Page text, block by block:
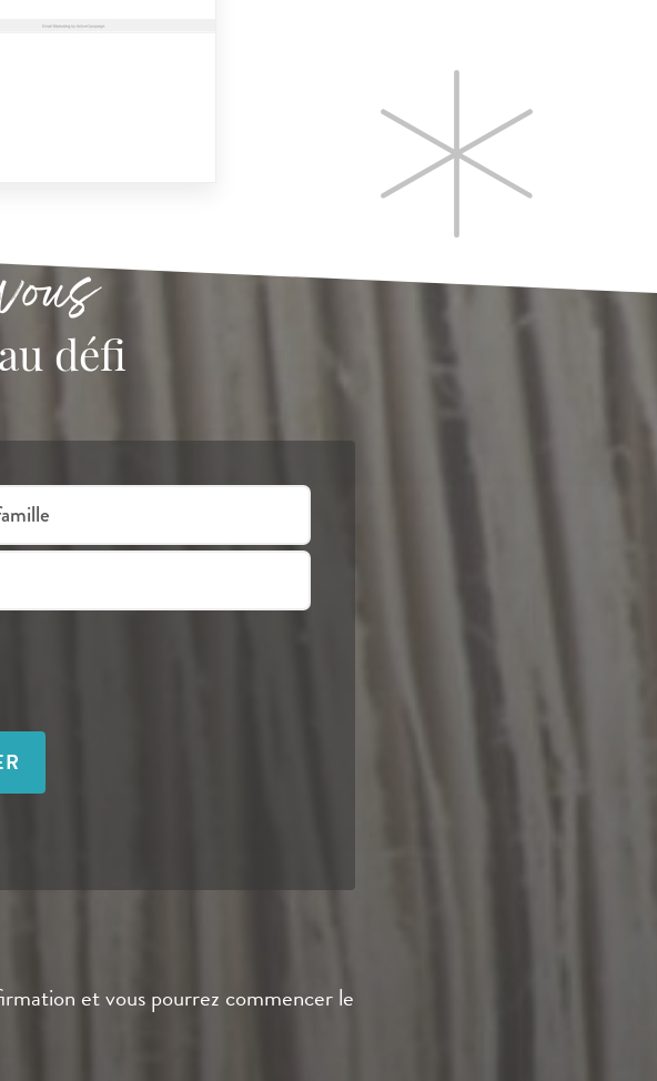
défi
et vous pourrez commencer le